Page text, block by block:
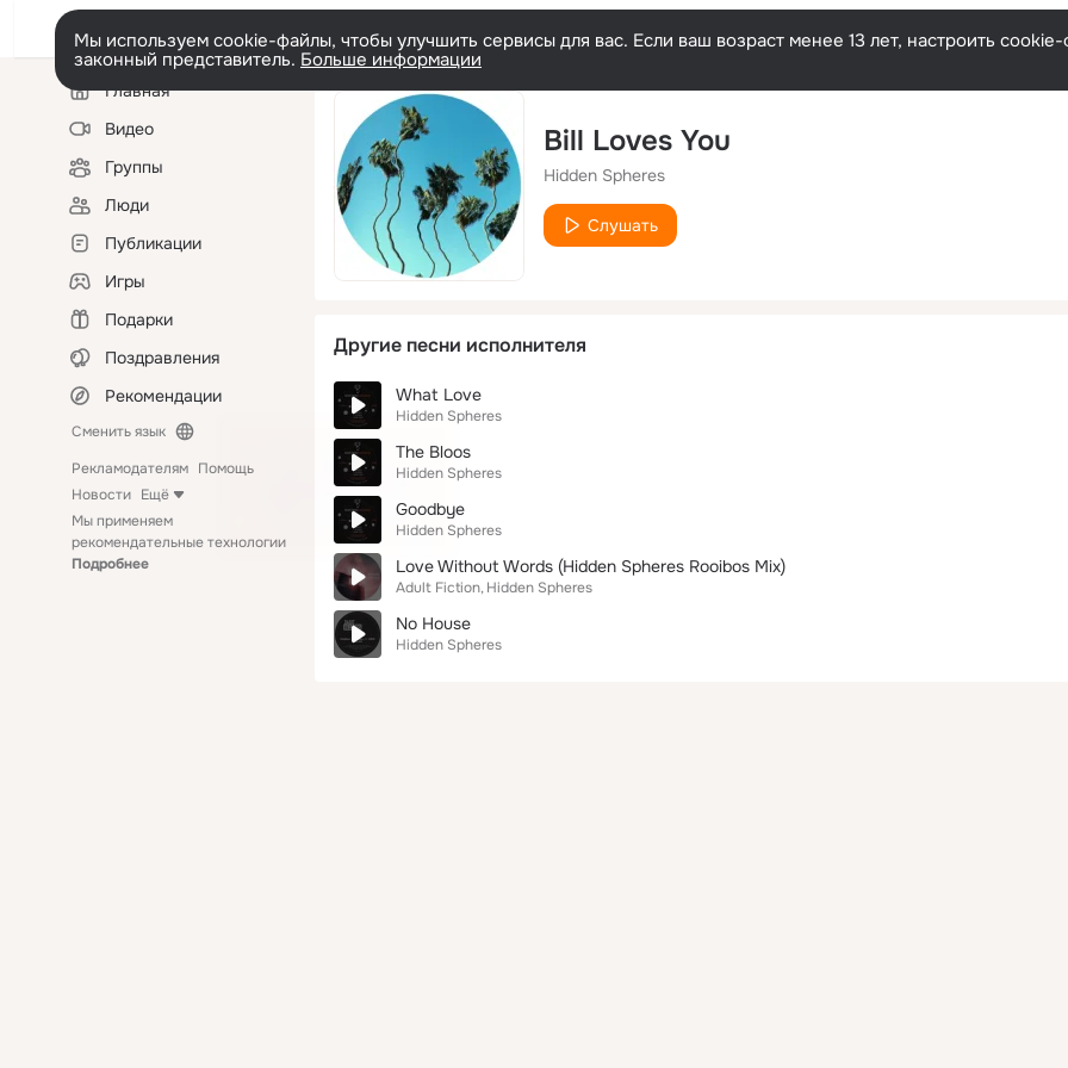
Мы используем cookie-файлы, чтобы улучшить сервисы для вас. Если ваш возраст менее 13 лет, настроить
законный представитель. Больше информации
Левая
колонкаГлавная
Видео
Группы
Люди
Публикации
Игры
Подарки
Поздравления
Рекомендации
Сменить язык
Рекламодателям Помощь
Новости Ещё
Мы применяем
рекомендательные технологии
Подробнее
Bill Loves You
Hidden Spheres
Слушать
Другие песни исполнителя
What Love
Hidden Spheres
The Bloos
Hidden Spheres
Goodbye
Hidden Spheres
Love Without Words (Hidden Spheres Rooibos Mix)
Adult Fiction Hidden Spheres
No House
Hidden Spheres